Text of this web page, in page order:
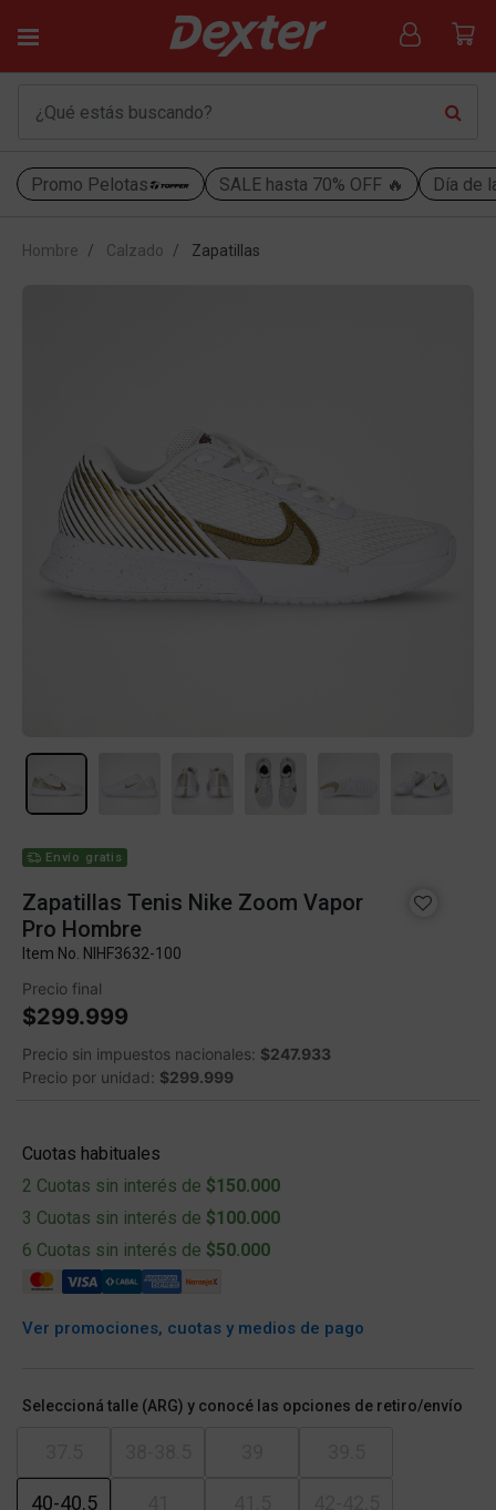
Promo Pelotas SALE hasta 70% OFF 🔥 Día de
Hombre Calzado Zapatillas
Envío gratis
Zapatillas Tenis Nike Zoom Vapor
Pro Hombre
Item No. NIHF3632-100
Precio final
$299.999
Precio sin impuestos nacionales: $247.933
Precio por unidad: $299.999
Cuotas habituales
2 Cuotas sin interés de $150.000
3 Cuotas sin interés de $100.000
6 Cuotas sin interés de $50.000
Ver promociones, cuotas y medios de pago
Seleccioná talle (ARG) y conocé las opciones de retiro/envío
40-40.5